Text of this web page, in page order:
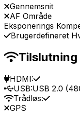
Gennemsnit
AF Område
Eksponerings
Brugerdefineret
Tilslutning
HDMI:
USB:USB 2.0
Trådløs:
GPS